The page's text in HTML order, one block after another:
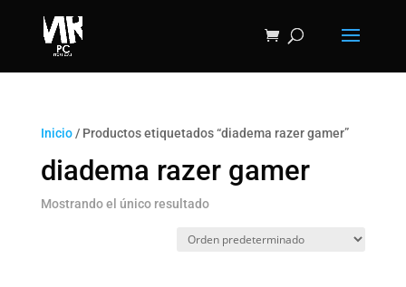
Inicio/ Productos etiquetados “diadema razer gamer”
diadema razer gamer
Mostrando el único resultado